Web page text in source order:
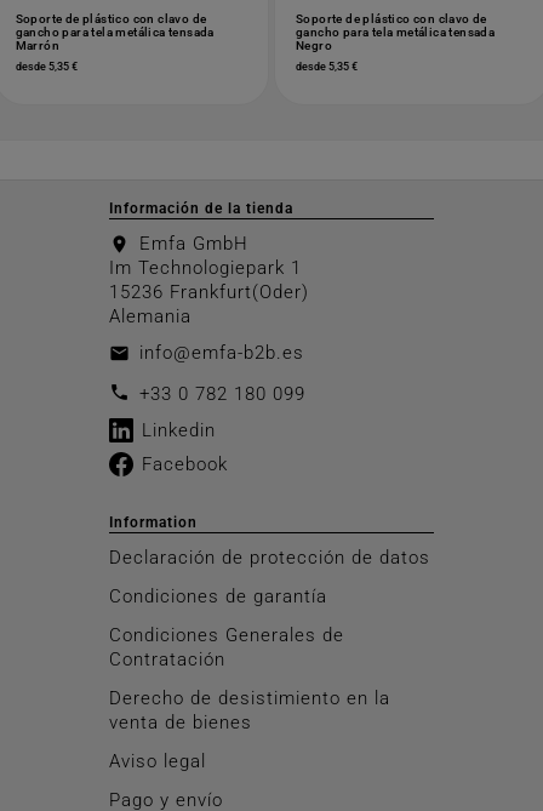
Soporte de plástico con clavo de
gancho para tela metálica tensada
Marrón
desde 5,35 €
Soporte de plástico con clavo de
gancho para tela metálica tensada
Negro
desde 5,35 €
Información de la tienda
location_on
Emfa GmbH
Im Technologiepark 1
15236 Frankfurt(Oder)
Alemania
email info@emfa-b2b.es
call +33 0 782 180 099
Linkedin
Facebook
Information
Declaración de protección de datos
Condiciones de garantía
Condiciones Generales de
Contratación
Derecho de desistimiento en la
venta de bienes
Aviso legal
Pago y envío